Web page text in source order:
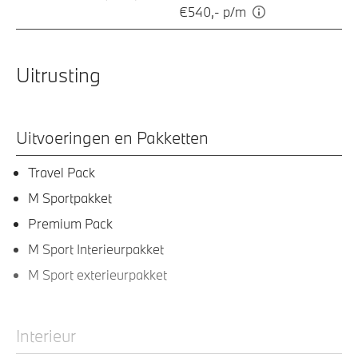
€540,- p/m
Uitrusting
Uitvoeringen en Pakketten
Travel Pack
M Sportpakket
Premium Pack
M Sport Interieurpakket
M Sport exterieurpakket
Interieur